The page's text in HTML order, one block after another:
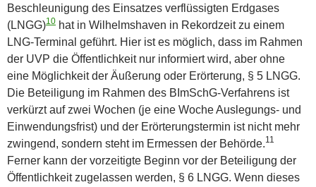
Beschleunigung des Einsatzes verflüssigten Erdgases
(LNGG)10 hat in Wilhelmshaven in Rekordzeit zu einem
LNG-Terminal geführt. Hier ist es möglich, dass im Rahmen
der UVP die Öffentlichkeit nur informiert wird, aber ohne
eine Möglichkeit der Äußerung oder Erörterung, § 5 LNGG.
Die Beteiligung im Rahmen des BImSchG-Verfahrens ist
verkürzt auf zwei Wochen (je eine Woche Auslegungs- und
Einwendungsfrist) und der Erörterungstermin ist nicht mehr
zwingend, sondern steht im Ermessen der Behörde.11
Ferner kann der vorzeitigte Beginn vor der Beteiligung der
Öffentlichkeit zugelassen werden, § 6 LNGG. Wenn dieses